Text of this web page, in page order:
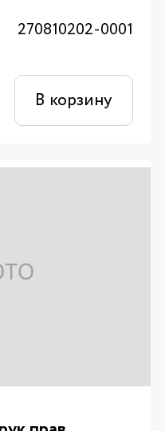
270810202-0001
В корзину